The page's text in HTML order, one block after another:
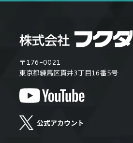
〒176-0021
東京都練馬区貫井3丁目16番5号